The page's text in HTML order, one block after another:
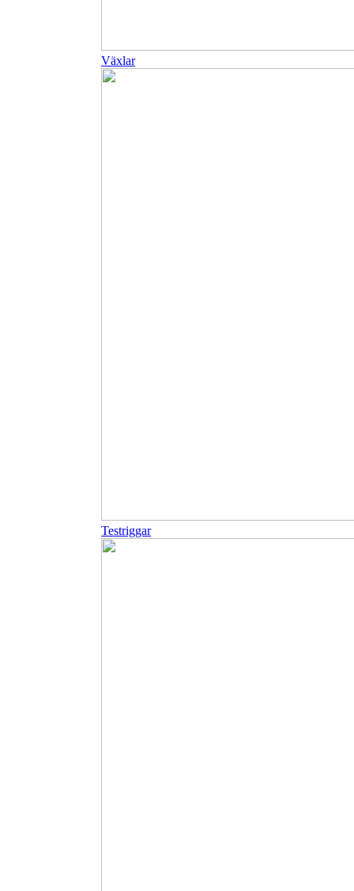
Växlar
Testriggar